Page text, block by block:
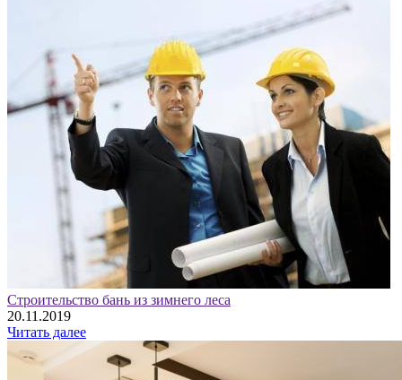
Строительство бань из зимнего леса
20.11.2019
Читать далее